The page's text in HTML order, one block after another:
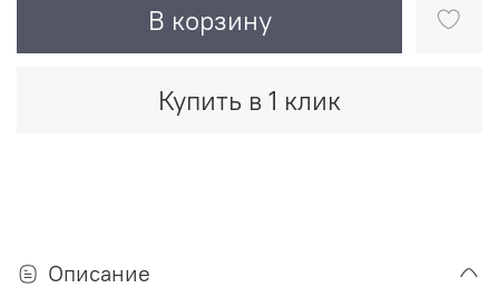
В корзину
Купить в 1 клик
Описание